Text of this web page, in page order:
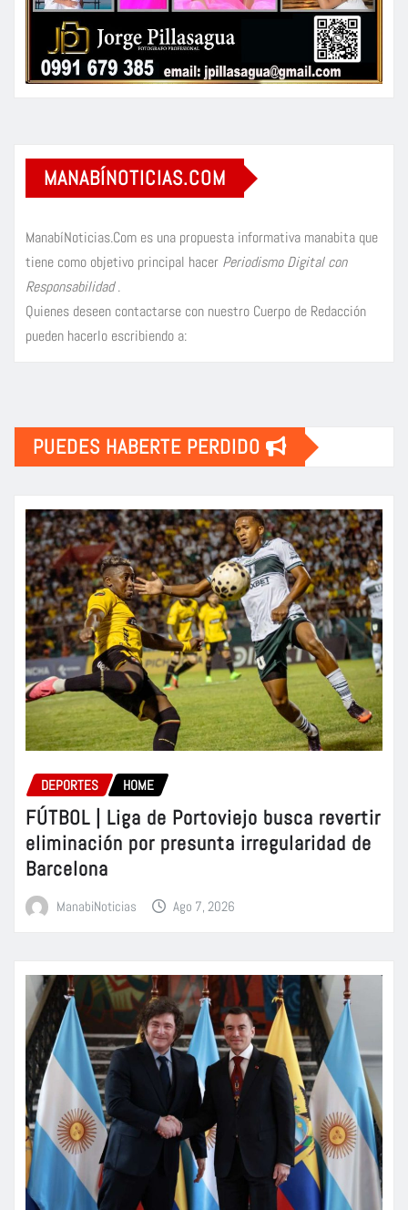
MANABÍNOTICIAS.COM
ManabíNoticias.Com es una propuesta informativa manabita que
tiene como objetivo principal hacer Periodismo Digital con
Responsabilidad.
Quienes deseen contactarse con nuestro Cuerpo de Redacción
pueden hacerlo escribiendo a:
PUEDES HABERTE PERDIDO
DEPORTES HOME
FÚTBOL | Liga de Portoviejo busca revertir
eliminación por presunta irregularidad de
Barcelona
ManabiNoticias Ago 7, 2026